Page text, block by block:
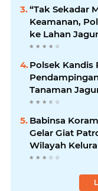
“Tak Sekadar
Keamanan,
ke Lahan
Ketahanan
Polsek Kandis
Tanaman
Optimal
Babinsa
Gelar Giat
Wilayah
Belutu